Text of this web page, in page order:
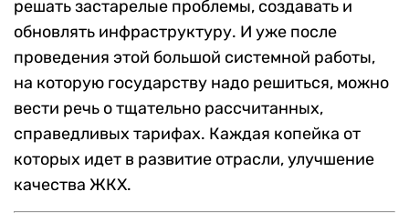
решать застарелые проблемы, создавать и
обновлять инфраструктуру. И уже после
проведения этой большой системной работы,
на которую государству надо решиться, можно
вести речь о тщательно рассчитанных,
справедливых тарифах. Каждая копейка от
которых идет в развитие отрасли, улучшение
качества ЖКХ.